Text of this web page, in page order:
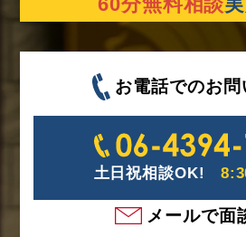
ン
お電話でのお問
土日祝相談OK!
メールで面